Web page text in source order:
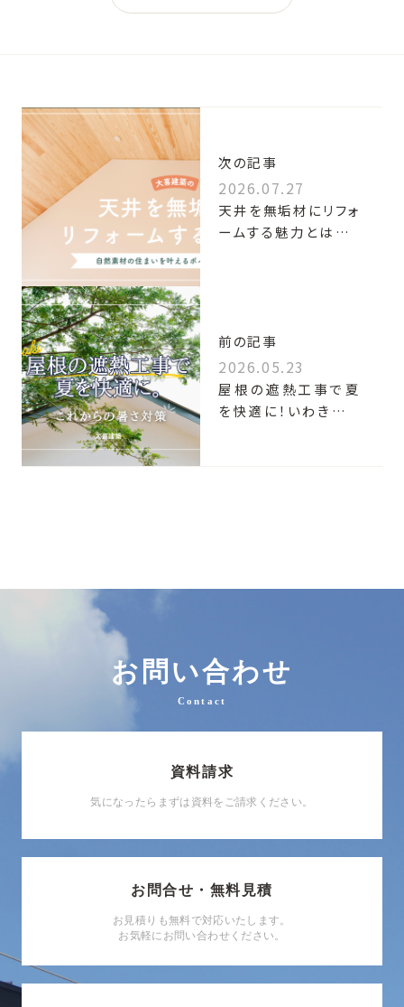
前の記事
2026.05.23
屋根の遮熱工事で夏
を快適に！いわき市で
次の記事
2026.07.27
天井を無垢材にリフォ
ームする魅力とは？い
お問い合わせ
Contact
資料請求
気になったらまずは資料をご請求ください。
お問合せ・無料見積
お見積りも無料で対応いたします。
お気軽にお問い合わせください。